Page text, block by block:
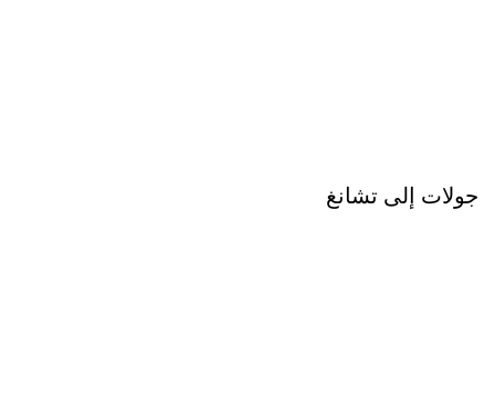
جولات إلى تشانغ